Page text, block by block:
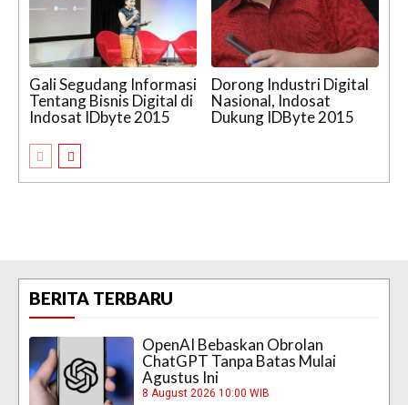
Gali Segudang Informasi
Tentang Bisnis Digital di
Indosat IDbyte 2015
Dorong Industri Digital
Nasional, Indosat
Dukung IDByte 2015
BERITA TERBARU
OpenAI Bebaskan Obrolan
ChatGPT Tanpa Batas Mulai
Agustus Ini
8 August 2026 10:00 WIB